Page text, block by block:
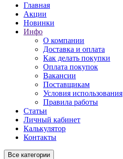
Главная
Акции
Новинки
Инфо
О компании
Доставка и оплата
Как делать покупки
Оплата покупок
Вакансии
Поставщикам
Условия использования
Правила работы
Статьи
Личный кабинет
Калькулятор
Контакты
Все категории